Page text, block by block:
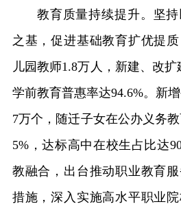
教育质量持续提升。坚
之基，促进基础教育扩优提
儿园教师1.8万人，新建、改扩
学前教育普惠率达94.6%。新
7万个，随迁子女在公办义务
5%，达标高中在校生占比达
教融合，出台推动职业教育
措施，深入实施高水平职业